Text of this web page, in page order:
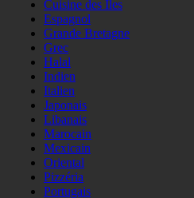
Cuisine des Iles
Espagnol
Grande Bretagne
Grec
Halal
Indien
Italien
Japonais
Libanais
Marocain
Mexicain
Oriental
Pizzéria
Portugais